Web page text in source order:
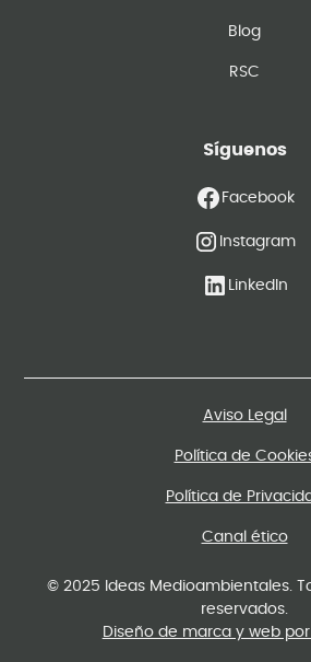
Blog
RSC
Síguenos
Facebook
Instagram
LinkedIn
© 2025 Ideas Medioambientales.
reservados.
Diseño de marca y web
Aviso Legal
Política de
Política de
Canal ético